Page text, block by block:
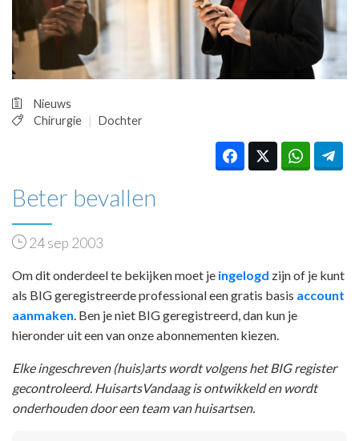
PRAKTIJKZAKEN
TARIEVEN
VPHUISARTSEN
INLOGGEN
Nieuws
Chirurgie
Dochter
Beter bevallen
24 sep 2003
Om dit onderdeel te bekijken moet je ingelogd zijn of je kunt
als BIG geregistreerde professional een gratis basis account
aanmaken . Ben je niet BIG geregistreerd, dan kun je
hieronder uit een van onze abonnementen kiezen.
Elke ingeschreven (huis)arts wordt volgens het BIG register
gecontroleerd. HuisartsVandaag is ontwikkeld en wordt
onderhouden door een team van huisartsen.